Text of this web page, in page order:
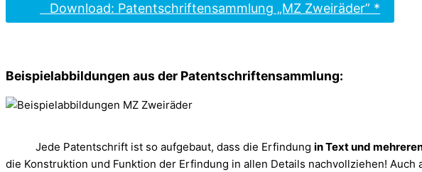
Download: Patentschriftensammlung „MZ Zweiräder” *
Beispielabbildungen aus der Patentschriftensammlung:
Jede Patentschrift ist so aufgebaut, dass die Erfindung in Text und
die Konstruktion und Funktion der Erfindung in allen Details nachvollziehen!